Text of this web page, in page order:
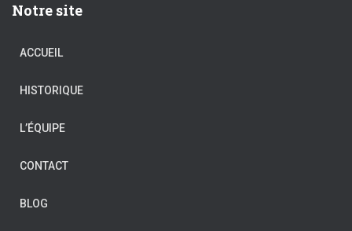
Notre site
ACCUEIL
HISTORIQUE
L’ÉQUIPE
CONTACT
BLOG